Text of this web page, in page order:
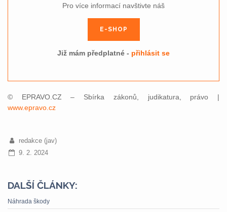
Pro více informací navštivte náš
E-SHOP
Již mám předplatné - přihlásit se
© EPRAVO.CZ – Sbírka zákonů, judikatura, právo |
www.epravo.cz
redakce (jav)
9. 2. 2024
DALŠÍ ČLÁNKY:
Náhrada škody